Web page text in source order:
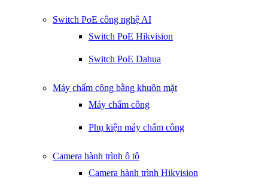
Switch PoE công nghệ AI
Switch PoE Hikvision
Switch PoE Dahua
Máy chấm công bằng khuôn mặt
Máy chấm công
Phụ kiện máy chấm công
Camera hành trình ô tô
Camera hành trình Hikvision